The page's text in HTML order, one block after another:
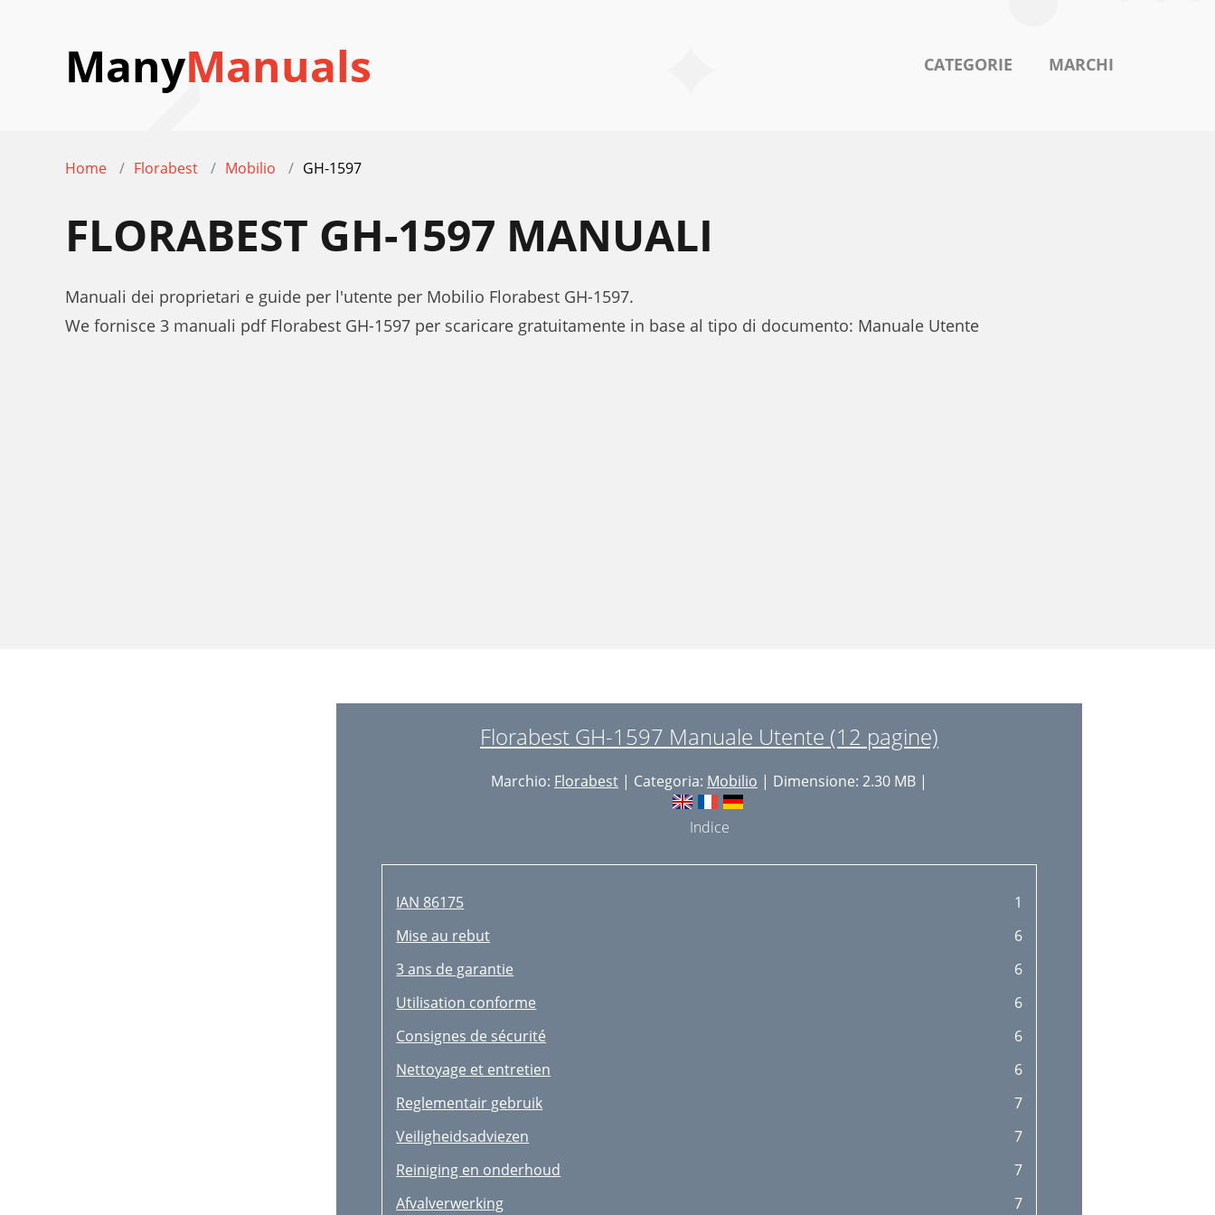
ManyManuals CATEGORIE MARCHI
Home Florabest Mobilio GH-1597
FLORABEST GH-1597 MANUALI
Manuali dei proprietari e guide per l'utente per Mobilio Florabest GH-1597.
We fornisce 3 manuali pdf Florabest GH-1597 per scaricare gratuitamente in base al tipo di documento: Manuale Utente
Florabest GH-1597 Manuale Utente (12 pagine)
Marchio: Florabest | Categoria: Mobilio | Dimensione: 2.30 MB |
Indice
IAN 86175
1
Mise au rebut
6
3 ans de garantie
6
Utilisation conforme
6
Consignes de sécurité
6
Nettoyage et entretien
6
Reglementair gebruik
7
Veiligheidsadviezen
7
Reiniging en onderhoud
7
Afvalverwerking
7